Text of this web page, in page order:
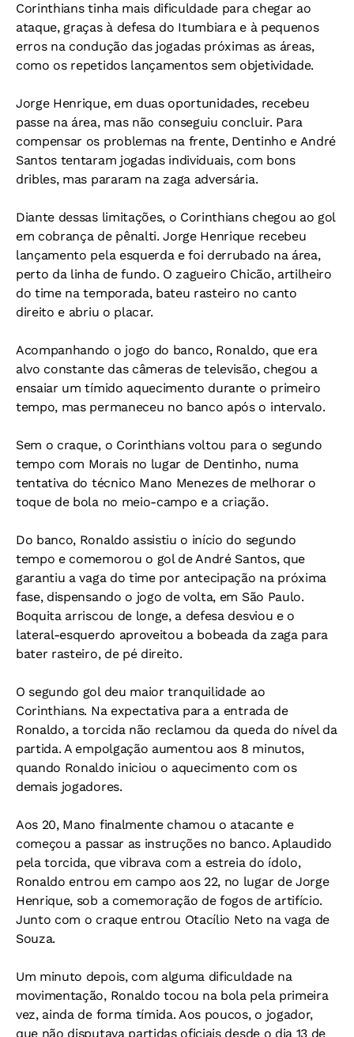
Corinthians tinha mais dificuldade para chegar ao
ataque, graças à defesa do Itumbiara e à pequenos
erros na condução das jogadas próximas as áreas,
como os repetidos lançamentos sem objetividade.
Jorge Henrique, em duas oportunidades, recebeu
passe na área, mas não conseguiu concluir. Para
compensar os problemas na frente, Dentinho e André
Santos tentaram jogadas individuais, com bons
dribles, mas pararam na zaga adversária.
Diante dessas limitações, o Corinthians chegou ao gol
em cobrança de pênalti. Jorge Henrique recebeu
lançamento pela esquerda e foi derrubado na área,
perto da linha de fundo. O zagueiro Chicão, artilheiro
do time na temporada, bateu rasteiro no canto
direito e abriu o placar.
Acompanhando o jogo do banco, Ronaldo, que era
alvo constante das câmeras de televisão, chegou a
ensaiar um tímido aquecimento durante o primeiro
tempo, mas permaneceu no banco após o intervalo.
Sem o craque, o Corinthians voltou para o segundo
tempo com Morais no lugar de Dentinho, numa
tentativa do técnico Mano Menezes de melhorar o
toque de bola no meio-campo e a criação.
Do banco, Ronaldo assistiu o início do segundo
tempo e comemorou o gol de André Santos, que
garantiu a vaga do time por antecipação na próxima
fase, dispensando o jogo de volta, em São Paulo.
Boquita arriscou de longe, a defesa desviou e o
lateral-esquerdo aproveitou a bobeada da zaga para
bater rasteiro, de pé direito.
O segundo gol deu maior tranquilidade ao
Corinthians. Na expectativa para a entrada de
Ronaldo, a torcida não reclamou da queda do nível da
partida. A empolgação aumentou aos 8 minutos,
quando Ronaldo iniciou o aquecimento com os
demais jogadores.
Aos 20, Mano finalmente chamou o atacante e
começou a passar as instruções no banco. Aplaudido
pela torcida, que vibrava com a estreia do ídolo,
Ronaldo entrou em campo aos 22, no lugar de Jorge
Henrique, sob a comemoração de fogos de artifício.
Junto com o craque entrou Otacílio Neto na vaga de
Souza.
Um minuto depois, com alguma dificuldade na
movimentação, Ronaldo tocou na bola pela primeira
vez, ainda de forma tímida. Aos poucos, o jogador,
que não disputava partidas oficiais desde o dia 13 de